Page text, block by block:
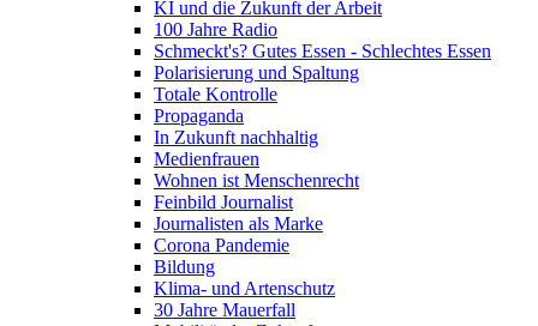
KI und die Zukunft der Arbeit
100 Jahre Radio
Schmeckt's? Gutes Essen - Schlechtes Essen
Polarisierung und Spaltung
Totale Kontrolle
Propaganda
In Zukunft nachhaltig
Medienfrauen
Wohnen ist Menschenrecht
Feinbild Journalist
Journalisten als Marke
Corona Pandemie
Bildung
Klima- und Artenschutz
30 Jahre Mauerfall